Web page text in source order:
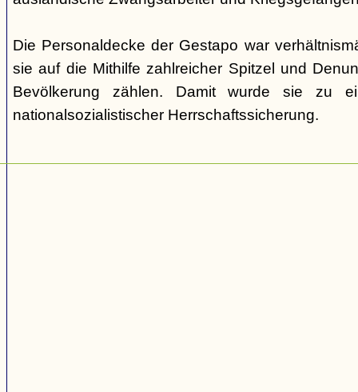
Die Personaldecke der Gestapo war
sie auf die Mithilfe zahlreicher Spitzel und
Bevölkerung zählen. Damit wurde sie zu
nationalsozialistischer Herrschaftssicherung.